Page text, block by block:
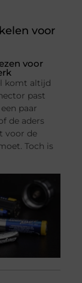
voor
voor
komt altijd
past
paar
de aders
voor de
Toch is